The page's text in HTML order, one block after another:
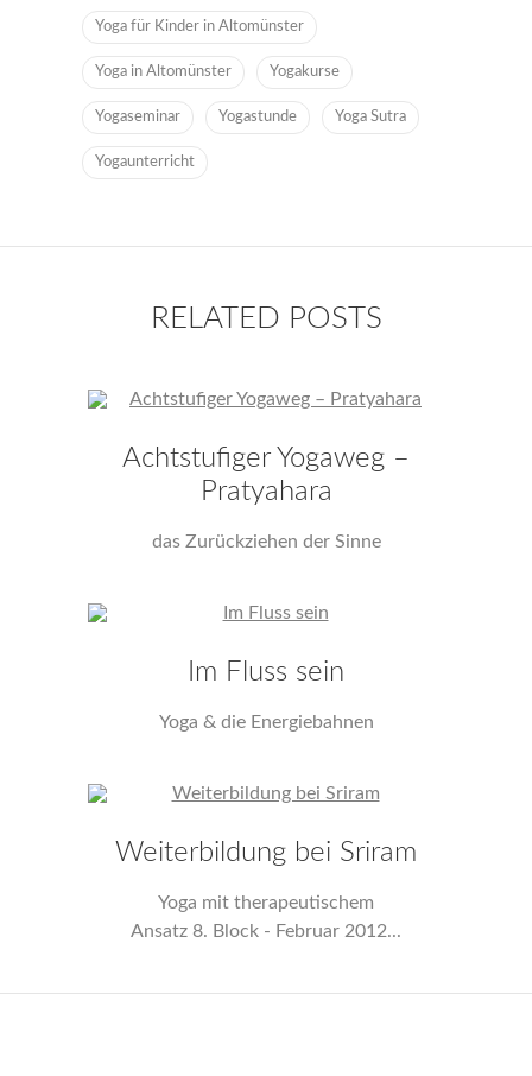
Yoga für Kinder in Altomünster
Yoga in Altomünster Yogakurse
Yogaseminar Yogastunde Yoga Sutra
Yogaunterricht
RELATED POSTS
Achtstufiger Yogaweg –
Pratyahara
das Zurückziehen der Sinne
Im Fluss sein
Yoga & die Energiebahnen
Weiterbildung bei Sriram
Yoga mit therapeutischem
Ansatz 8. Block - Februar 2012...